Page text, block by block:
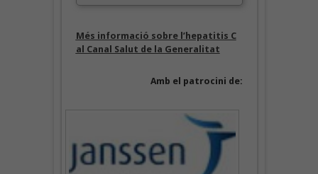
Més informació sobre l’hepatitis C
al Canal Salut de la Generalitat
Amb el patrocini de: